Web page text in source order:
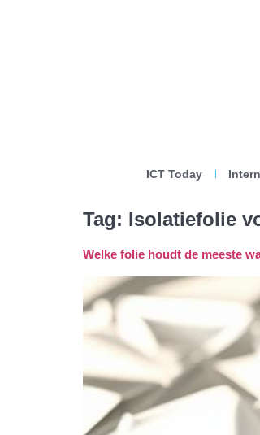
ICT Today
Tag: Isolatiefolie
Welke folie houdt de meeste